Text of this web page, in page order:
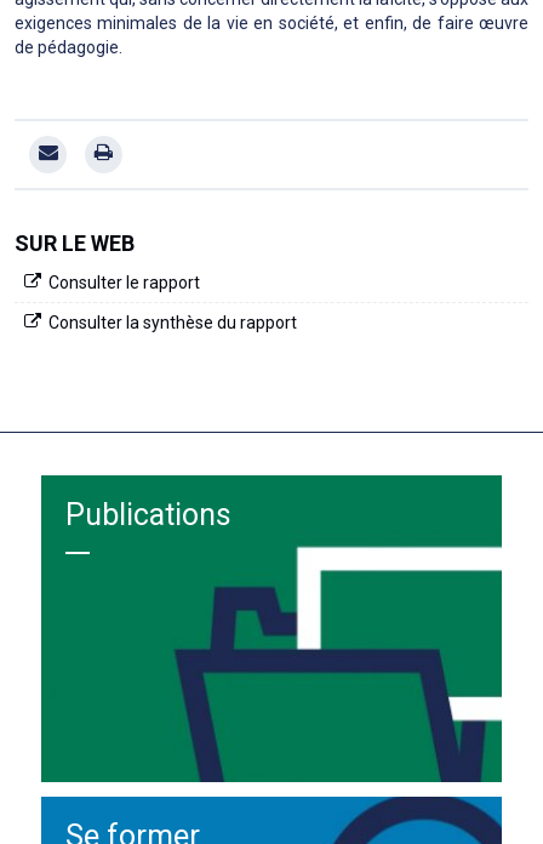
exigences minimales de la vie en société, et enfin, de faire œuvre
de pédagogie.
SUR LE WEB
Consulter le rapport
Consulter la synthèse du rapport
Publications
Se former